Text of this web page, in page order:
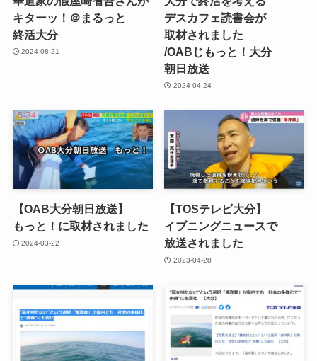
キターッ！​＠まるっと​
終活大分
2024-08-21
デスカフェ読書会が​
取材されました​
/OABじもっと！​大分​
朝日放送
2024-04-24
【OAB大分​朝日放送】
もっと！に​取材されました
2024-03-22
【TOSテレビ大分​】
イブニングニュースで​
放送されました
2023-04-28